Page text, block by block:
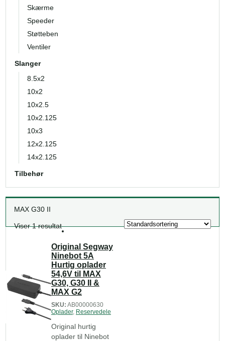
Skærme
Speeder
Støtteben
Ventiler
Slanger
8.5x2
10x2
10x2.5
10x2.125
10x3
12x2.125
14x2.125
Tilbehør
MAX G30 II
Viser 1 resultat
Original Segway
Ninebot 5A
Hurtig oplader
54,6V til MAX
G30, G30 II &
MAX G2
SKU: AB00000630
Oplader, Reservedele
Original hurtig
oplader til Ninebot